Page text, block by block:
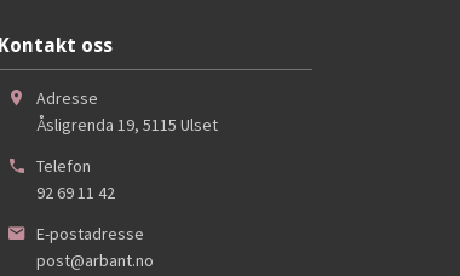
Kontakt oss
Adresse
Åsligrenda 19, 5115 Ulset
Telefon
92 69 11 42
E-postadresse
post@arbant.no